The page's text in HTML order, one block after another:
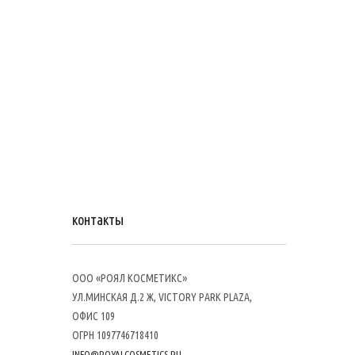
контакты
ООО «РОЯЛ КОСМЕТИКС»
УЛ.МИНСКАЯ Д.2 Ж, VICTORY PARK PLAZA,
ОФИС 109
ОГРН 1097746718410